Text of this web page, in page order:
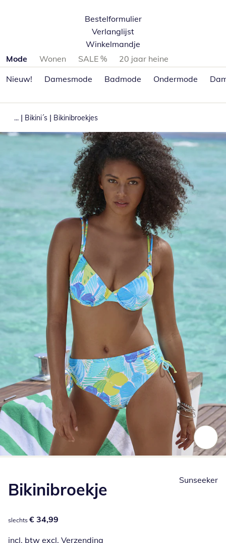
Bestelformulier
Verlanglijst
Winkelmandje
Productcategorieën overslaan
Mode Wonen SALE %
20 jaar heine
Nieuw!
Damesmode Badmode Ondermode
... | Bikini´s | Bikinibroekjes
Bikinibroekje
€ 34,99
slechts € 34,99
incl. btw excl. Verzending
Sunseeker